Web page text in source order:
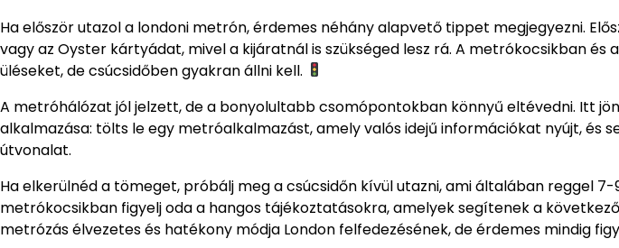
Ha először utazol a londoni metrón, érdemes néhány alapvető tippet megjegyezni.
vagy az Oyster kártyádat, mivel a kijáratnál is szükséged lesz rá. A metrókocsikban és
üléseket, de csúcsidőben gyakran állni kell.
A metróhálózat jól jelzett, de a bonyolultabb csomópontokban könnyű eltévedni. Itt
alkalmazása: tölts le egy metróalkalmazást, amely valós idejű információkat nyújt, és
útvonalat.
Ha elkerülnéd a tömeget, próbálj meg a csúcsidőn kívül utazni, ami általában reggel
metrókocsikban figyelj oda a hangos tájékoztatásokra, amelyek segítenek a
metrózás élvezetes és hatékony módja London felfedezésének, de érdemes mindig